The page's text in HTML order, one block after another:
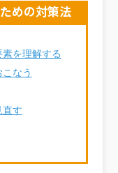
めの対策法
を理解する
なう
直す